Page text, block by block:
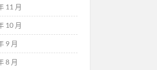
11 月
10 月
9 月
8 月